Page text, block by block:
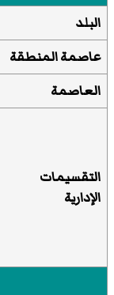
البلد
عاصمة المنطقة
العاصمة
التقسيمات
الإدارية